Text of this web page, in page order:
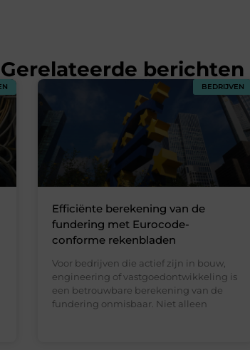
Gerelateerde berichten
BEDRIJVEN
Efficiënte berekening van de
fundering met Eurocode-
conforme rekenbladen
Voor bedrijven die actief zijn in bouw,
engineering of vastgoedontwikkeling is
een betrouwbare berekening van de
fundering onmisbaar. Niet alleen